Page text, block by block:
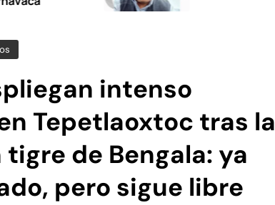
intenso
Tepetlaoxtoc tras la
de Bengala: ya
pero sigue libre